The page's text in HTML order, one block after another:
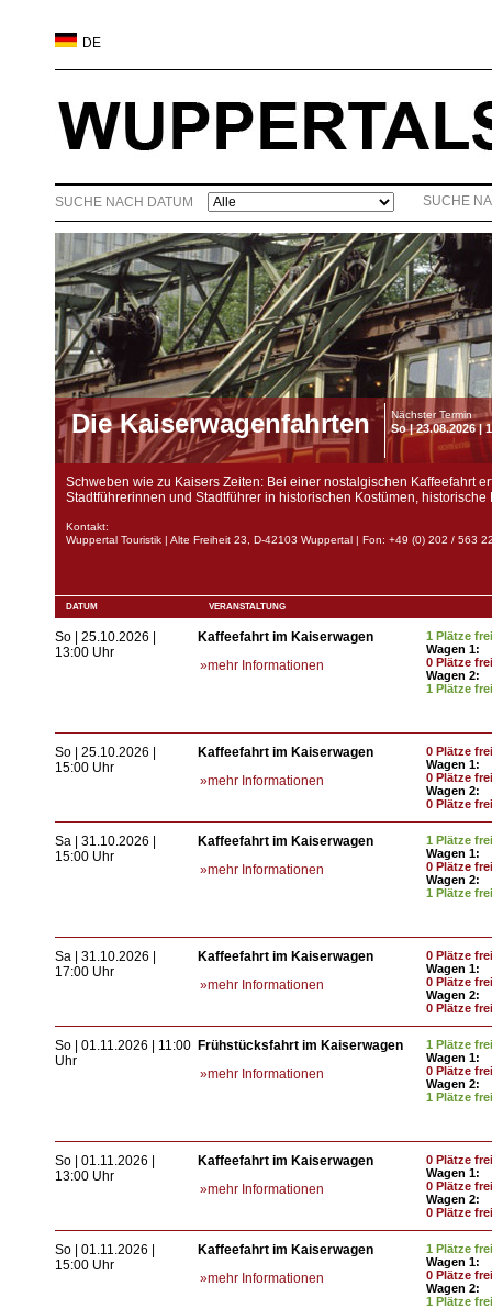
DE
SUCHE NACH DATUM SUCHE
Die Kaiserwagenfahrten Nächster Termin
So | 23.08.2026 |
Schweben wie zu Kaisers Zeiten: Bei einer nostalgischen Kaffeefahrt
Stadtführerinnen und Stadtführer in historischen Kostümen,
Kontakt:
Wuppertal Touristik | Alte Freiheit 23, D-42103 Wuppertal | Fon: +49 (0) 202 / 563
DATUM VERANSTALTUNG
So | 25.10.2026 |
13:00 Uhr
Kaffeefahrt im Kaiserwagen
»mehr Informationen
1 Plätze frei
Wagen 1:
0 Plätze frei
Wagen 2:
1 Plätze frei
So | 25.10.2026 |
15:00 Uhr
Kaffeefahrt im Kaiserwagen
»mehr Informationen
0 Plätze frei
Wagen 1:
0 Plätze frei
Wagen 2:
0 Plätze frei
Sa | 31.10.2026 |
15:00 Uhr
Kaffeefahrt im Kaiserwagen
»mehr Informationen
1 Plätze frei
Wagen 1:
0 Plätze frei
Wagen 2:
1 Plätze frei
Sa | 31.10.2026 |
17:00 Uhr
Kaffeefahrt im Kaiserwagen
»mehr Informationen
0 Plätze frei
Wagen 1:
0 Plätze frei
Wagen 2:
0 Plätze frei
So | 01.11.2026 | 11:00
Uhr
Frühstücksfahrt im Kaiserwagen
»mehr Informationen
1 Plätze frei
Wagen 1:
0 Plätze frei
Wagen 2:
1 Plätze frei
So | 01.11.2026 |
13:00 Uhr
Kaffeefahrt im Kaiserwagen
»mehr Informationen
0 Plätze frei
Wagen 1:
0 Plätze frei
Wagen 2:
0 Plätze frei
So | 01.11.2026 |
15:00 Uhr
Kaffeefahrt im Kaiserwagen
»mehr Informationen
1 Plätze frei
Wagen 1:
0 Plätze frei
Wagen 2:
1 Plätze frei